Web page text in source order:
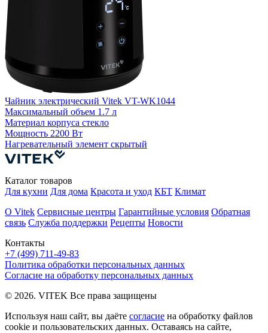
Чайник электрический Vitek VT-WK1044
Максимальный объем 1.7 л
Материал корпуса стекло
Мощность 2200 Вт
Нагревательный элемент скрытый
Контакты
+7 (499) 711-49-83
Каталог товаров
Для кухни Для дома Красота и уход КБТ Климат
О Vitek Сервисные центры Гарантийные условия Обратная
связь Служба поддержки Рецепты Новости
Политика обработки персональных данных
Согласие на обработку персональных данных
© 2026. VITEK Все права защищены
Используя наш сайт, вы даёте согласие на обработку файлов
cookie и пользовательских данных. Оставаясь на сайте,